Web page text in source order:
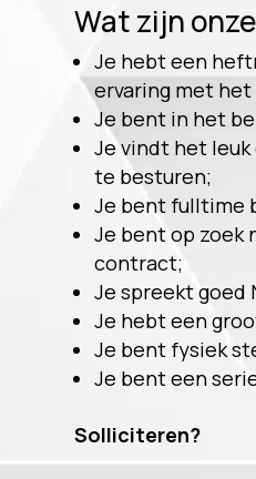
Wat zijn
Je hebt een
ervaring met
Je bent in het
Je vindt het
te besturen;
Je bent fulltime
Je bent op zoek
contract;
Je spreekt goed
Je hebt een
Je bent fysiek
Je bent een
Solliciteren?